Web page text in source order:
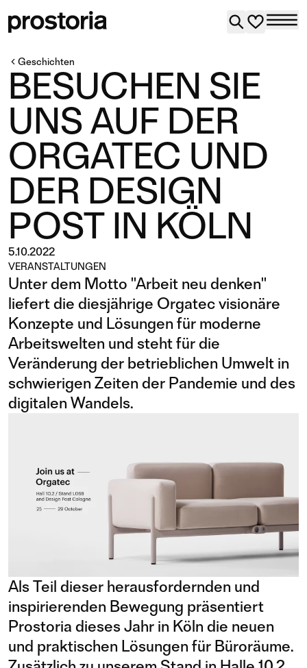
Geschichten
BESUCHEN SIE
UNS AUF DER
ORGATEC UND
DER DESIGN
POST IN KÖLN
5.10.2022
VERANSTALTUNGEN
Unter dem Motto "Arbeit neu denken"
liefert die diesjährige Orgatec visionäre
Konzepte und Lösungen für moderne
Arbeitswelten und steht für die
Veränderung der betrieblichen Umwelt in
schwierigen Zeiten der Pandemie und des
digitalen Wandels.
Als Teil dieser herausfordernden und
inspirierenden Bewegung präsentiert
Prostoria dieses Jahr in Köln die neuen
und praktischen Lösungen für Büroräume.